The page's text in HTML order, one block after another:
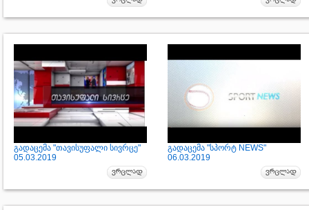
გადაცემა "თავისუფალი სივრცე"
05.03.2019
გადაცემა "სპორტ NEWS"
06.03.2019